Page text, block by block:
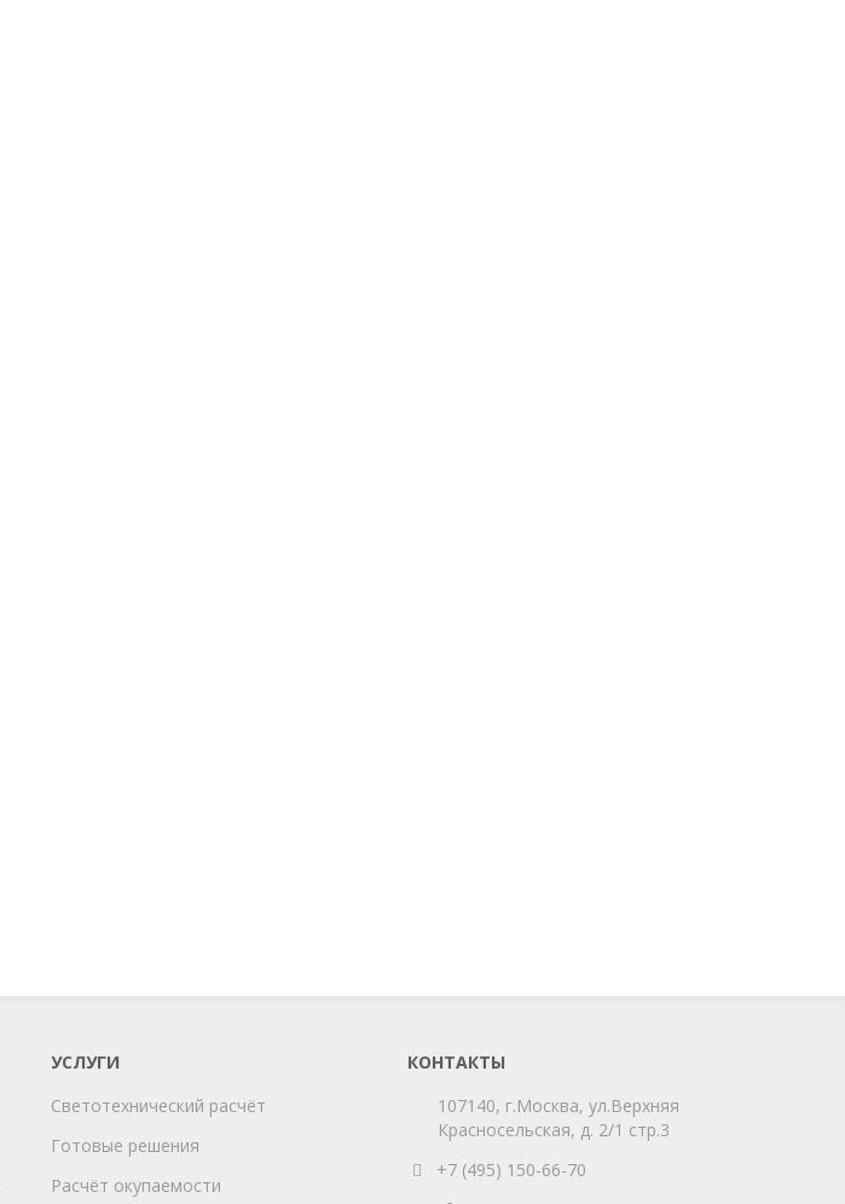
УСЛУГИ
Светотехнический расчёт
Готовые решения
Расчёт окупаемости
КОНТАКТЫ
107140, г.Москва, ул.Верхняя
Красносельская, д. 2/1 стр.3
+7 (495) 150-66-70